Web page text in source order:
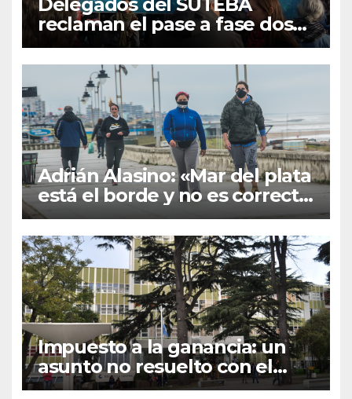
reclaman el pase a fase dos
en Mar del Plata
Adrián Alasino: «Mar del plata
está el borde y no es correcto
tensar la cuerda»
Impuesto a la ganancia: un
asunto no resuelto con el
sector universitario